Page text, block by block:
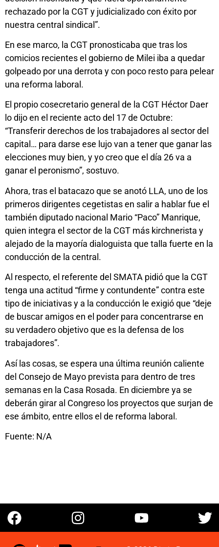
rechazado por la CGT y judicializado con éxito por
nuestra central sindical”.
En ese marco, la CGT pronosticaba que tras los
comicios recientes el gobierno de Milei iba a quedar
golpeado por una derrota y con poco resto para pelear
una reforma laboral.
El propio cosecretario general de la CGT Héctor Daer
lo dijo en el reciente acto del 17 de Octubre:
“Transferir derechos de los trabajadores al sector del
capital… para darse ese lujo van a tener que ganar las
elecciones muy bien, y yo creo que el día 26 va a
ganar el peronismo”, sostuvo.
Ahora, tras el batacazo que se anotó LLA, uno de los
primeros dirigentes cegetistas en salir a hablar fue el
también diputado nacional Mario “Paco” Manrique,
quien integra el sector de la CGT más kirchnerista y
alejado de la mayoría dialoguista que talla fuerte en la
conducción de la central.
Al respecto, el referente del SMATA pidió que la CGT
tenga una actitud “firme y contundente” contra este
tipo de iniciativas y a la conducción le exigió que “deje
de buscar amigos en el poder para concentrarse en
su verdadero objetivo que es la defensa de los
trabajadores”.
Así las cosas, se espera una última reunión caliente
del Consejo de Mayo prevista para dentro de tres
semanas en la Casa Rosada. En diciembre ya se
deberán girar al Congreso los proyectos que surjan de
ese ámbito, entre ellos el de reforma laboral.
Fuente: N/A